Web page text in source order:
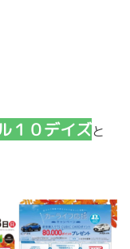
１０デイズと